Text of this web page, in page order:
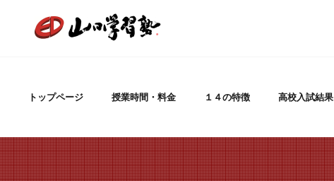
トップページ 授業時間・料金 １４の特徴 高校入試結果